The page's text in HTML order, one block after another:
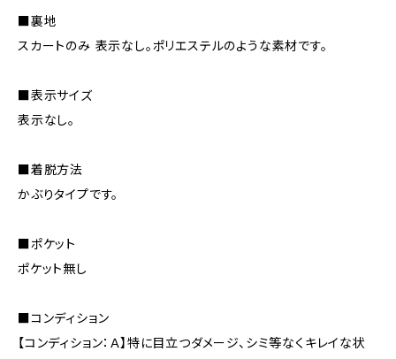
■裏地
スカートのみ 表示なし。ポリエステルのような素材です。
■表示サイズ
表示なし。
■着脱方法
かぶりタイプです。
■ポケット
ポケット無し
■コンディション
【コンディション：Ａ】特に目立つダメージ、シミ等なくキレイな状